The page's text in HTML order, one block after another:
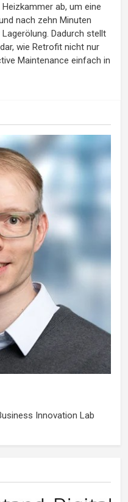
ab, um eine
nach zehn Minuten
Dadurch stellt
wie Retrofit nicht nur
Maintenance einfach in
Innovation Lab